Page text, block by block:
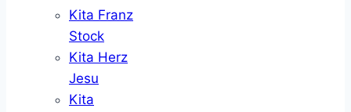
Kita Franz
Stock
Kita Herz
Jesu
Kita